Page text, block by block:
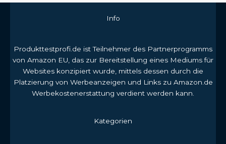
Info
Produkttestprofi.de ist Teilnehmer des Partnerprogramms
von Amazon EU, das zur Bereitstellung eines Mediums für
Websites konzipiert wurde, mittels dessen durch die
Platzierung von Werbeanzeigen und Links zu Amazon.de
Werbekostenerstattung verdient werden kann.
Kategorien